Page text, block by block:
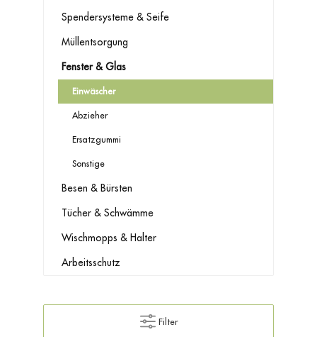
Spendersysteme & Seife
Müllentsorgung
Fenster & Glas
Einwäscher
Abzieher
Ersatzgummi
Sonstige
Besen & Bürsten
Tücher & Schwämme
Wischmopps & Halter
Arbeitsschutz
Filter